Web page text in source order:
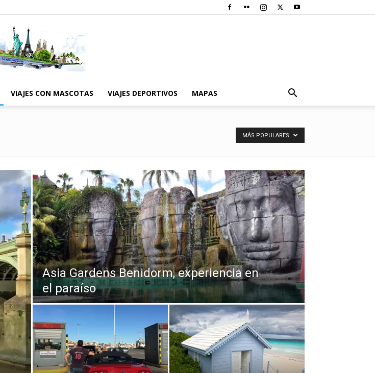
The
World
Thru
My
Eyes
VIAJES CON MASCOTAS VIAJES DEPORTIVOS MAPAS
MÁS POPULARES
Asia Gardens Benidorm, experiencia en
el paraíso